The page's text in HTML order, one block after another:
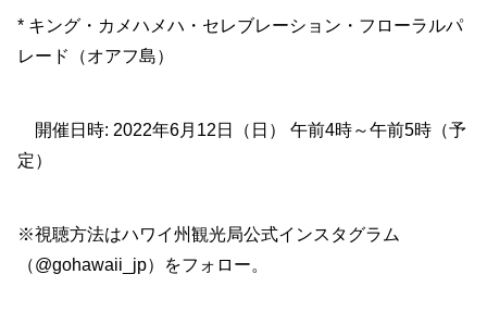
* キング・カメハメハ・セレブレーション・フローラルパ
レード（オアフ島）
開催日時: 2022年6月12日（日） 午前4時～午前5時（予
定）
※視聴方法はハワイ州観光局公式インスタグラム
（@gohawaii_jp）をフォロー。